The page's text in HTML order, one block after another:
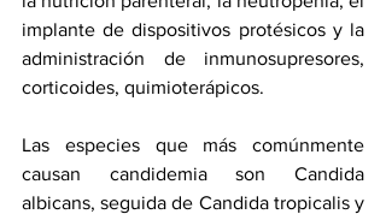
implante de dispositivos protésicos y la
administración de inmunosupresores,
corticoides, quimioterápicos.
Las especies que más comúnmente
causan candidemia son Candida
albicans, seguida de Candida tropicalis y